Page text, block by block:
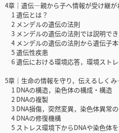
4章｜遺伝―親から子へ情報が受け継
1 遺伝とは？
2 メンデルの遺伝の法則
3 メンデルの遺伝の法則では説明で
4 メンデルの遺伝の法則から遺伝子
5 遺伝性疾患
6 遺伝における環境応答，環境スト
5章｜生命の情報を守り，伝えるしく
1 DNAの構造，染色体の構成・構造
2 DNAの複製
3 DNA損傷，突然変異，染色体異常
4 DNAの修復機構
5 ストレス環境下からDNAや染色体